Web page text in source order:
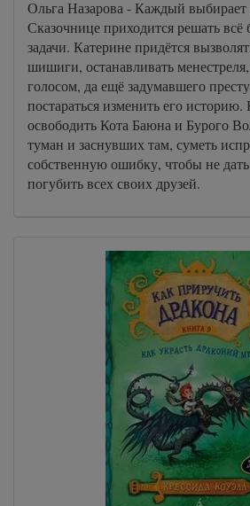
Ольга Назарова - Каждый выбирает
Сказочнице приходится решать
задачи. Катерине придётся
шишиги, останавливать
голосом, да ещё задумавшего
постараться изменить его историю.
освободить Кота Баюна и Бурого
туман и заснувших там, суметь
собственную ошибку, чтобы не
погубить всех своих друзей.